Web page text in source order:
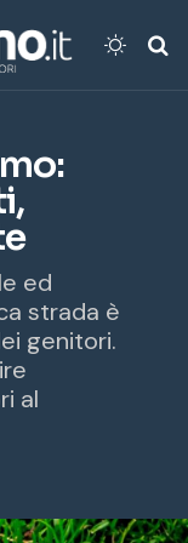
ed
strada è
genitori.
al